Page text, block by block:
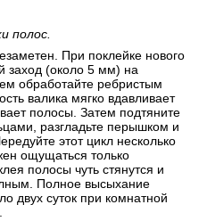
полос.
При поклейке нового
заход (около 5 мм) на
обработайте ребристым
валика мягко вдавливает
полосы. Затем подтяните
разгладьте перышком и
этот цикл несколько
ощущаться только
полосы чуть стянутся и
Полное высыхание
двух суток при комнатной